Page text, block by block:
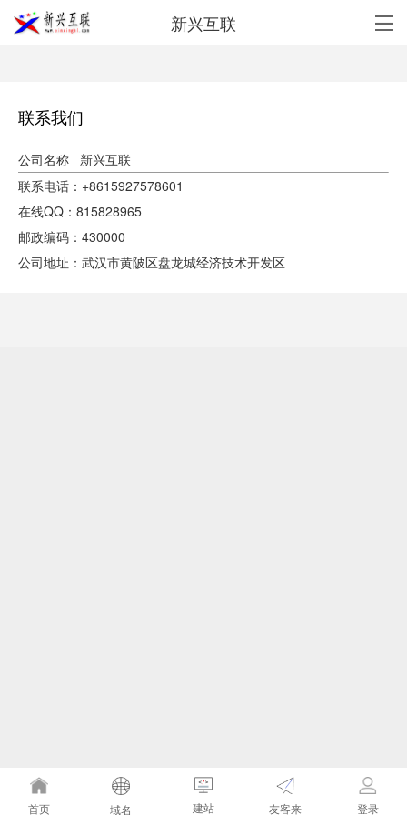
新兴互联
联系我们
公司名称 新兴互联
联系电话：+8615927578601
在线QQ：815828965
邮政编码：430000
公司地址：武汉市黄陂区盘龙城经济技术开发区
首页 域名 建站 友客来 登录